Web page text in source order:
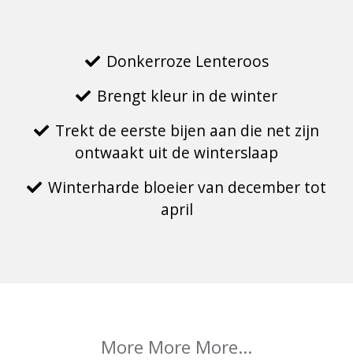
Donkerroze Lenteroos
Brengt kleur in de winter
Trekt de eerste bijen aan die net zijn
ontwaakt uit de winterslaap
Winterharde bloeier van december tot
april
More More More...